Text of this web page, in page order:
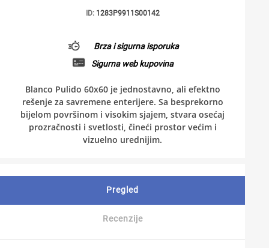
ID: 1283P9911S00142
Brza i sigurna isporuka
Sigurna web kupovina
Blanco Pulido 60x60 je jednostavno, ali efektno
rešenje za savremene enterijere. Sa besprekorno
bijelom površinom i visokim sjajem, stvara osećaj
prozračnosti i svetlosti, čineći prostor većim i
vizuelno urednijim.
Pregled
Recenzije